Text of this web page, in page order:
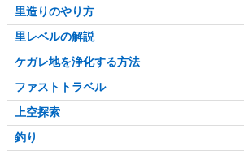
里造りのやり方
里レベルの解説
ケガレ地を浄化する方法
ファストトラベル
上空探索
釣り